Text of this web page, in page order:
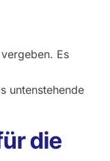
Es
untenstehende
die